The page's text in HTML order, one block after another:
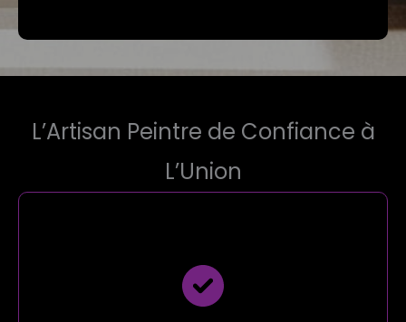
L’Artisan Peintre de Confiance à
L’Union